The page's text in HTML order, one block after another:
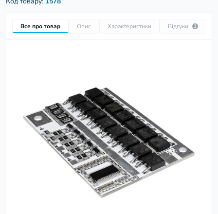
Все про товар Опис Характеристики Відгуки 1